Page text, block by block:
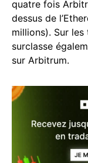
quatre fois
dessus de
millions). Sur
surclasse
sur Arbitrum.